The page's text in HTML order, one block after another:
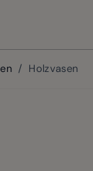
/ Holzvasen